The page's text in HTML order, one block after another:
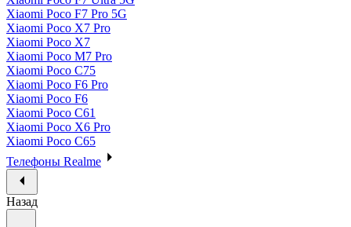
Xiaomi Poco F7 Pro 5G
Xiaomi Poco X7 Pro
Xiaomi Poco X7
Xiaomi Poco M7 Pro
Xiaomi Poco C75
Xiaomi Poco F6 Pro
Xiaomi Poco F6
Xiaomi Poco C61
Xiaomi Poco X6 Pro
Xiaomi Poco C65
Телефоны Realme
Назад